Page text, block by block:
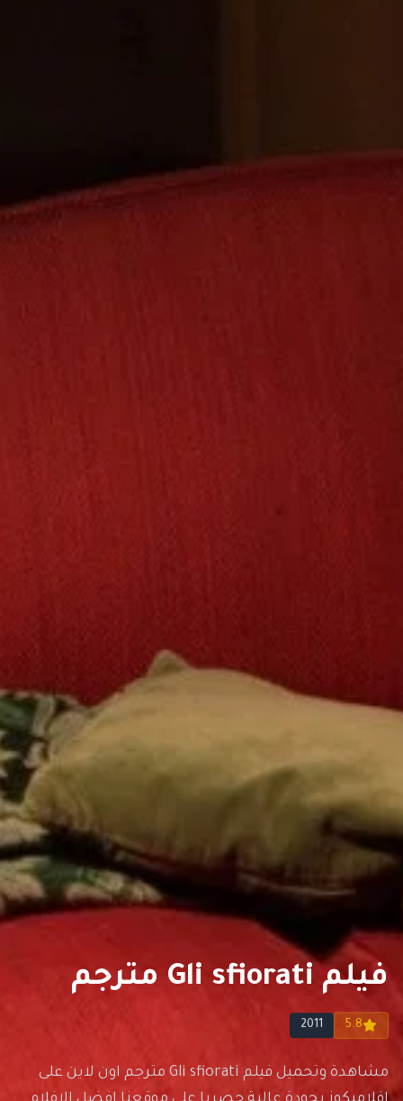
فيلم Gli sfiorati مترجم
5.8
2011
مشاهدة وتحميل فيلم Gli sfiorati مترجم اون لاين على